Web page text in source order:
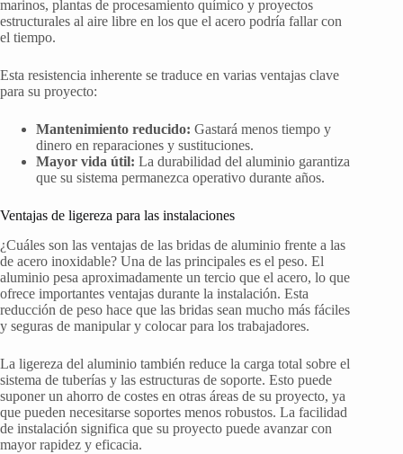
marinos, plantas de procesamiento químico y proyectos
estructurales al aire libre en los que el acero podría fallar con
el tiempo.
Esta resistencia inherente se traduce en varias ventajas clave
para su proyecto:
Mantenimiento reducido: Gastará menos tiempo y
dinero en reparaciones y sustituciones.
Mayor vida útil: La durabilidad del aluminio garantiza
que su sistema permanezca operativo durante años.
Ventajas de ligereza para las instalaciones
¿Cuáles son las ventajas de las bridas de aluminio frente a las
de acero inoxidable? Una de las principales es el peso. El
aluminio pesa aproximadamente un tercio que el acero, lo que
ofrece importantes ventajas durante la instalación. Esta
reducción de peso hace que las bridas sean mucho más fáciles
y seguras de manipular y colocar para los trabajadores.
La ligereza del aluminio también reduce la carga total sobre el
sistema de tuberías y las estructuras de soporte. Esto puede
suponer un ahorro de costes en otras áreas de su proyecto, ya
que pueden necesitarse soportes menos robustos. La facilidad
de instalación significa que su proyecto puede avanzar con
mayor rapidez y eficacia.